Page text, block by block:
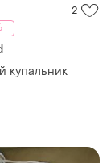
2
купальник